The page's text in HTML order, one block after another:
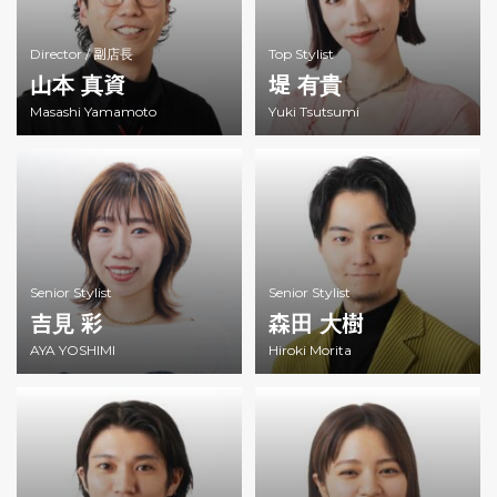
Director /副店長
山本 真資
Masashi Yamamoto
Top Stylist
堤 有貴
Yuki Tsutsumi
Senior Stylist
吉見 彩
AYA YOSHIMI
Senior Stylist
森田 大樹
Hiroki Morita